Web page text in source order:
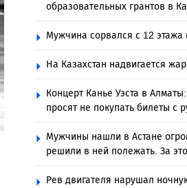
образовательных грантов в
Мужчина сорвался с 12 этажа
На Казахстан надвигается
Концерт Канье Уэста в
просят не покупать билеты с
Мужчины нашли в Астане
решили в ней полежать. За
Рев двигателя нарушал